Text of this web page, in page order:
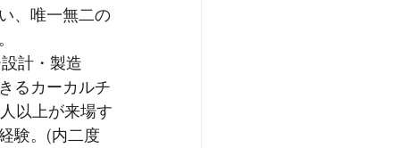
、唯一無二の
るカーカルチ
以上が来場す
験。(内二度